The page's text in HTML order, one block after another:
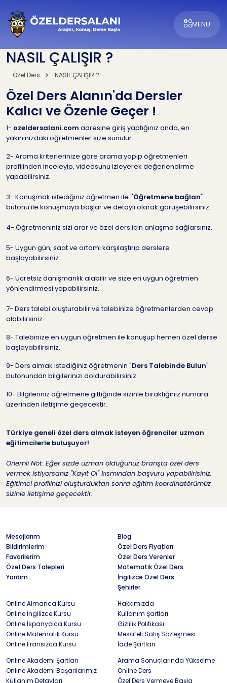
MENU
NASIL ÇALIŞIR ?
Özel Ders NASIL ÇALIŞIR ?
Özel Ders Alanın'da Dersler
Kalıcı ve Özenle Geçer !
1- ozeldersalani.com adresine giriş yaptığınız anda, en
yakınınızdaki öğretmenler size sunulur.
2- Arama kriterlerinize göre arama yapıp öğretmenleri
profilinden inceleyip, videosunu izleyerek değerlendirme
yapabilirsiniz.
3- Konuşmak istediğiniz öğretmen ile ''Öğretmene bağlan''
butonu ile konuşmaya başlar ve detaylı olarak görüşebilirsiniz.
4- Öğretmeniniz sizi arar ve özel ders için anlaşma sağlarsınız.
5- Uygun gün, saat ve ortamı karşılaştırıp derslere
başlayabilirsiniz.
6- Ücretsiz danışmanlık alabilir ve size en uygun öğretmen
yönlendirmesi yapabilirsiniz.
7- Ders talebi oluşturabilir ve talebinize öğretmenlerden cevap
alabilirsiniz.
8- Talebinize en uygun öğretmen ile konuşup hemen özel derse
başlayabilirsiniz.
9- Ders almak istediğiniz öğretmenin "Ders Talebinde Bulun"
butonundan bilgilerinizi doldurabilirsiniz.
10- Bilgileriniz öğretmene gittiğinde sizinle bıraktığınız numara
üzerinden iletişime geçecektir.
Türkiye geneli özel ders almak isteyen öğrenciler uzman
eğitimcilerle buluşuyor!
Önemli Not: Eğer sizde uzman olduğunuz branşta özel ders
vermek istiyorsanız "Kayıt Ol" kısmından başvuru yapabilirisiniz.
Eğitimci profilinizi oluşturduktan sonra eğitim koordinatörümüz
sizinle iletişime geçecektir.
Mesajlarım
Bildirimlerim
Favorilerim
Özel Ders Talepleri
Yardım
Blog
Özel Ders Fiyatları
Özel Ders Verenler
Matematik Özel Ders
İngilizce Özel Ders
Şehirler
Online Almanca Kursu
Online İngilizce Kursu
Online İspanyolca Kursu
Online Matematik Kursu
Online Fransızca Kursu
Hakkımızda
Kullanım Şartları
Gizlilik Politikası
Mesafeli Satış Sözleşmesi
İade Şartları
Online Akademi Şartları
Online Akademi Başarılarımız
Kullanım Detayları
Arama Sonuçlarında Yükselme
Online Ders
Özel Ders Vermeye Başla